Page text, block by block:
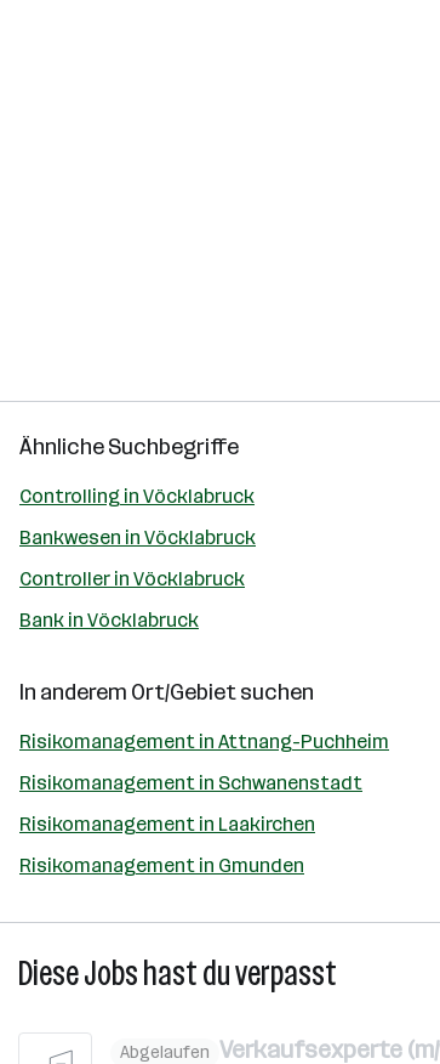
Ähnliche Suchbegriffe
Controlling in Vöcklabruck
Bankwesen in Vöcklabruck
Controller in Vöcklabruck
Bank in Vöcklabruck
In anderem Ort/Gebiet suchen
Risikomanagement in Attnang-Puchheim
Risikomanagement in Schwanenstadt
Risikomanagement in Laakirchen
Risikomanagement in Gmunden
Diese Jobs hast du verpasst
Abgelaufen Verkaufsexperte